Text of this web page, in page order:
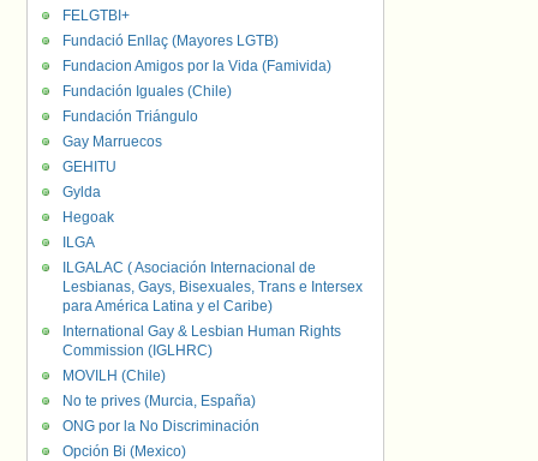
FELGTBI+
Fundació Enllaç (Mayores LGTB)
Fundacion Amigos por la Vida (Famivida)
Fundación Iguales (Chile)
Fundación Triángulo
Gay Marruecos
GEHITU
Gylda
Hegoak
ILGA
ILGALAC ( Asociación Internacional de
Lesbianas, Gays, Bisexuales, Trans e Intersex
para América Latina y el Caribe)
International Gay & Lesbian Human Rights
Commission (IGLHRC)
MOVILH (Chile)
No te prives (Murcia, España)
ONG por la No Discriminación
Opción Bi (Mexico)